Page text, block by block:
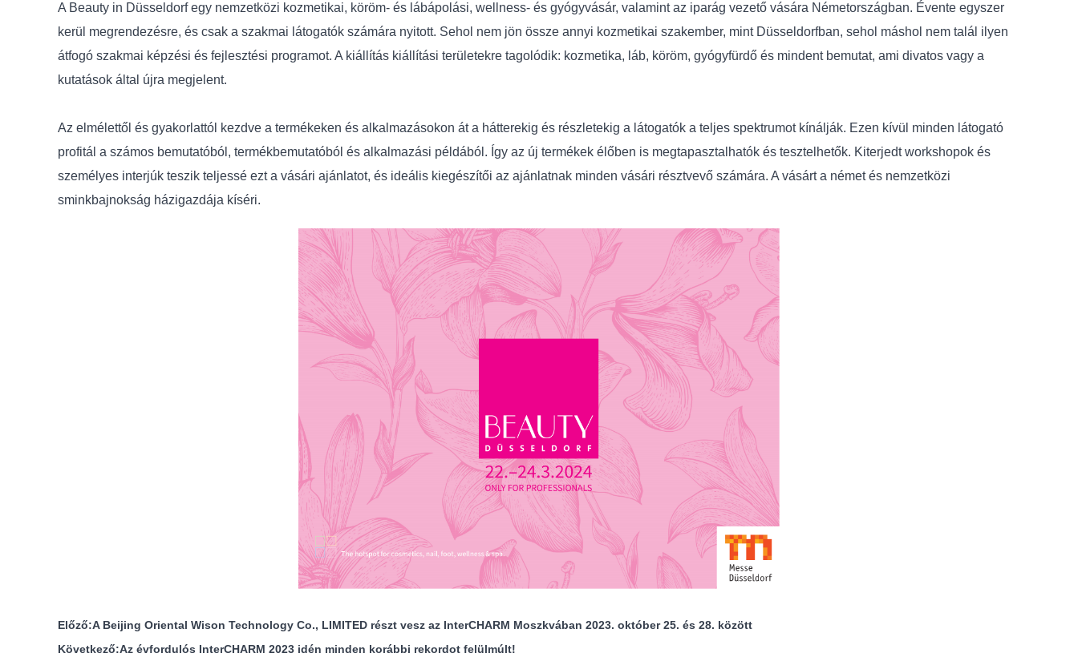
A Beauty in Düsseldorf egy nemzetközi kozmetikai, köröm- és lábápolási, wellness- és gyógyvásár, valamint az iparág vezető vására Németországban. Évente egyszer
kerül megrendezésre, és csak a szakmai látogatók számára nyitott. Sehol nem jön össze annyi kozmetikai szakember, mint Düsseldorfban, sehol máshol nem talál ilyen
átfogó szakmai képzési és fejlesztési programot. A kiállítás kiállítási területekre tagolódik: kozmetika, láb, köröm, gyógyfürdő és mindent bemutat, ami divatos vagy a
kutatások által újra megjelent.
Az elmélettől és gyakorlattól kezdve a termékeken és alkalmazásokon át a hátterekig és részletekig a látogatók a teljes spektrumot kínálják. Ezen kívül minden látogató
profitál a számos bemutatóból, termékbemutatóból és alkalmazási példából. Így az új termékek élőben is megtapasztalhatók és tesztelhetők. Kiterjedt workshopok és
személyes interjúk teszik teljessé ezt a vásári ajánlatot, és ideális kiegészítői az ajánlatnak minden vásári résztvevő számára. A vásárt a német és nemzetközi
sminkbajnokság házigazdája kíséri.
Előző:A Beijing Oriental Wison Technology Co., LIMITED részt vesz az InterCHARM Moszkvában 2023. október 25. és 28. között
Következő:Az évfordulós InterCHARM 2023 idén minden korábbi rekordot felülmúlt!